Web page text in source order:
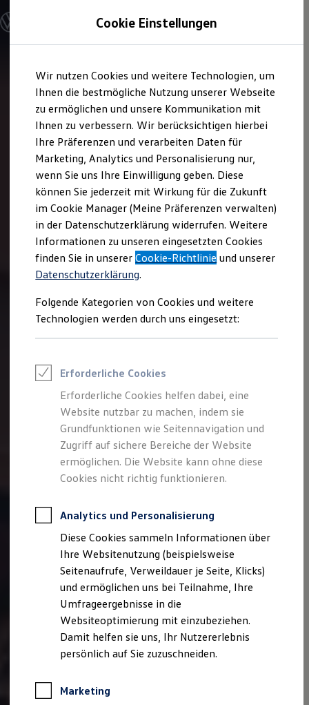
Hauptinhalt
springen
Footer
springen
Modelle und Konfigurator
Konfigurator
Modelle vergleichen
Elektroautos
ENERGY Sondermodelle
Nutzfahrzeuge
SUV und CUV
Familienautos
Kombis
Kompaktwagen
Sportwagen
Schnell verfügbare Fahrzeuge
Angebote und Produkte
Aktuelle Angebote
E-Auto-Förderung
Volkswagen Marktplatz
Die ENERGY Sondermodelle
Junge Gebrauchtwagen und Gebrauchtwagen
Volkswagen Zertifizierte Gebrauchtwagen
Elektromobilität bei Gebrauchtwagen
Saisonangebote
Reifenpakete
Leasing
Leasing-Angebote
Elektroauto Leasing
Kleinwagen-Leasing
Leasing ohne Anzahlung
Finanzierung
Autokredit mit Schlussrate
Versicherungen und Garantien
Kfz-Versicherung
Restschuldversicherungen
Garantien
Professional Class bei Volkswagen
Behörden
Direktkunden
Sonderfahrzeuge
Anpfiff zum Gewinn
Elektromobilität
Elektroautos
ID. Tutorials
Elektrofahrzeugkonzepte
ID. EVERY1
Reichweite
Rekuperation
NotdienstNummern
Kontaktieren Sie uns – wir sind rund um die Uhr für
Sie da.
Inland, kostenfrei:
0800 897378423
Ausland:
1
00800 897378423
oder
0049 5361 2759999
SMS
SMS: 1 : +49 177 1781496
Wenn Sie uns eine SMS schreiben, informiert unsere
Zentrale einen VolkswagenPartner in Ihrer Nähe –
Sie erhalten dann eine SMS, sobald er unterwegs ist.
enthalten sollte.
Das ist bei Ihrer Nachricht wichtig:
Name
Telefonnummer für Rückruf
Modell(z. B. Golf) und Baujahr
Farbe
Fahrgestellnummer
Standort
Art der Panne oder des Unfalls
Cookie Einstellungen
Wir nutzen Cookies und weitere Technologien, um
Ihnen die bestmögliche Nutzung unserer Webseite
zu ermöglichen und unsere Kommunikation mit
Ihnen zu verbessern. Wir berücksichtigen hierbei
Ihre Präferenzen und verarbeiten Daten für
Marketing, Analytics und Personalisierung nur,
wenn Sie uns Ihre Einwilligung geben. Diese
können Sie jederzeit mit Wirkung für die Zukunft
im Cookie Manager (Meine Präferenzen verwalten)
in der Datenschutzerklärung widerrufen. Weitere
Informationen zu unseren eingesetzten Cookies
finden Sie in unsererCookie-Richtlinie und unserer
Datenschutzerklärung.
Folgende Kategorien von Cookies und weitere
Technologien werden durch uns eingesetzt:
Erforderliche Cookies
Erforderliche Cookies helfen dabei, eine
Website nutzbar zu machen, indem sie
Grundfunktionen wie Seitennavigation und
Zugriff auf sichere Bereiche der Website
ermöglichen. Die Website kann ohne diese
Cookies nicht richtig funktionieren.
Analytics und Personalisierung
Diese Cookies sammeln Informationen über
Ihre Websitenutzung (beispielsweise
Seitenaufrufe, Verweildauer je Seite, Klicks)
und ermöglichen uns bei Teilnahme, Ihre
Umfrageergebnisse in die
Websiteoptimierung mit einzubeziehen.
Damit helfen sie uns, Ihr Nutzererlebnis
persönlich auf Sie zuzuschneiden.
Marketing